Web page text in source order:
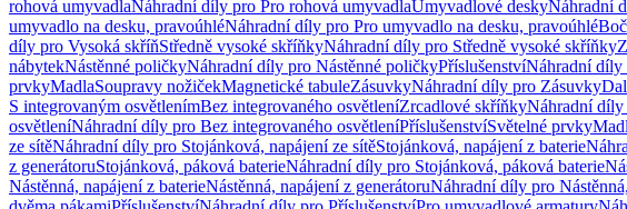
rohová umyvadlaNáhradní díly pro Pro rohová umyvadlaUmyvadlové deskyNáhradní
umyvadlo na desku, pravoúhléNáhradní díly pro Pro umyvadlo na desku, pravoúhlé
díly pro Vysoká skříňStředně vysoké skříňkyNáhradní díly pro Středně vysoké skříňky
nábytekNástěnné poličkyNáhradní díly pro Nástěnné poličkyPříslušenstvíNáhradní díly
prvkyMadlaSoupravy nožičekMagnetické tabuleZásuvkyNáhradní díly pro Zásuvky
S integrovaným osvětlenímBez integrovaného osvětleníZrcadlové skříňkyNáhradní
osvětleníNáhradní díly pro Bez integrovaného osvětleníPříslušenstvíSvětelné prvky
ze sítěNáhradní díly pro Stojánková, napájení ze sítěStojánková, napájení z baterie
z generátoruStojánková, páková baterieNáhradní díly pro Stojánková, páková baterie
Nástěnná, napájení z baterieNástěnná, napájení z generátoruNáhradní díly pro